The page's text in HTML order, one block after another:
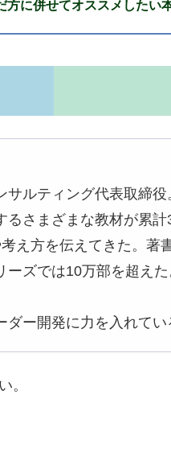
方に併せてオススメしたい
ルティング代表取締役
さまざまな教材が累計
え方を伝えてきた。著
ズでは10万部を超えた
ー開発に力を入れてい
。